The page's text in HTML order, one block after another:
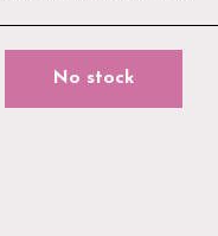
No stock